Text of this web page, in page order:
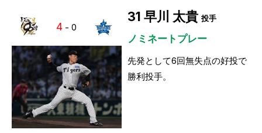
4 - 0
31 早川 太貴 投手
ノミネートプレー
先発として6回無失点の好投で
勝利投手。